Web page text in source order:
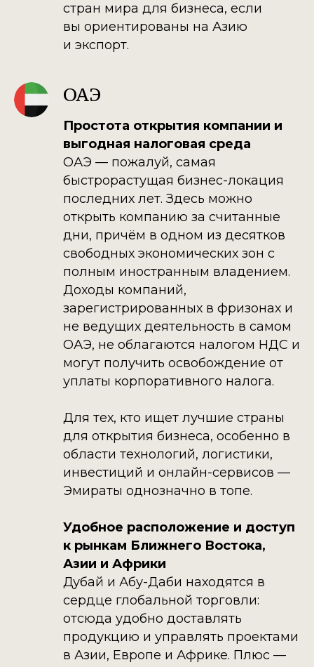
стран мира для бизнеса, если
вы ориентированы на Азию
и экспорт.
ОАЭ
Простота открытия компании и
выгодная налоговая среда
ОАЭ — пожалуй, самая
быстрорастущая бизнес-локация
последних лет. Здесь можно
открыть компанию за считанные
дни, причём в одном из десятков
свободных экономических зон с
полным иностранным владением.
Доходы компаний,
зарегистрированных в фризонах и
не ведущих деятельность в самом
ОАЭ, не облагаются налогом НДС и
могут получить освобождение от
уплаты корпоративного налога.
Для тех, кто ищет лучшие страны
для открытия бизнеса, особенно в
области технологий, логистики,
инвестиций и онлайн-сервисов —
Эмираты однозначно в топе.
Удобное расположение и доступ
к рынкам Ближнего Востока,
Азии и Африки
Дубай и Абу-Даби находятся в
сердце глобальной торговли:
отсюда удобно доставлять
продукцию и управлять проектами
в Азии, Европе и Африке. Плюс —